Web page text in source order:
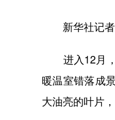
新华社记者
进入12月，
暖温室错落成
大油亮的叶片